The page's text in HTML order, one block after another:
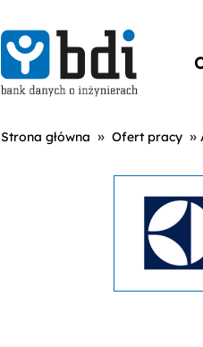
Strona główna » Ofert pracy »